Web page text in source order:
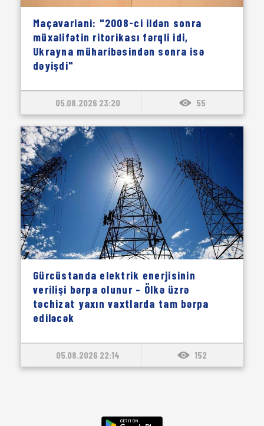
Maçavariani: "2008-ci ildən sonra
müxalifətin ritorikası fərqli idi,
Ukrayna müharibəsindən sonra isə
dəyişdi"
05.08.2026 23:20 55
Gürcüstanda elektrik enerjisinin
verilişi bərpa olunur – Ölkə üzrə
təchizat yaxın vaxtlarda tam bərpa
ediləcək
05.08.2026 22:14 152